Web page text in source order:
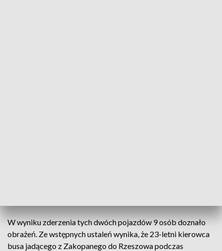
W wyniku zderzenia tych dwóch pojazdów 9 osób doznało
obrażeń. Ze wstępnych ustaleń wynika, że 23-letni kierowca
busa jadącego z Zakopanego do Rzeszowa podczas